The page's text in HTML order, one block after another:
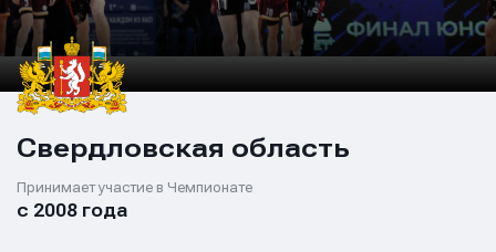
Свердловская область
Принимает участие в Чемпионате
с 2008 года